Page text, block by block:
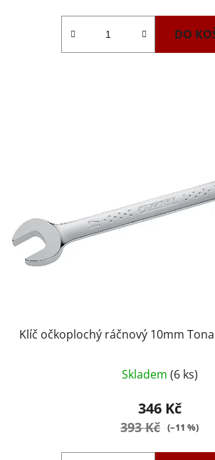
DO
Klíč očkoplochý ráčnový 10mm
Skladem (6 ks)
346 Kč
393 Kč (–11 %)